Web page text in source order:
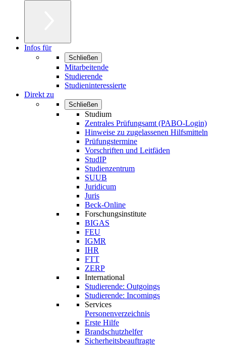
Infos für
Schließen
Mitarbeitende
Studierende
Studieninteressierte
Direkt zu
Schließen
Studium
Zentrales Prüfungsamt (PABO-Login)
Hinweise zu zugelassenen Hilfsmitteln
Prüfungstermine
Vorschriften und Leitfäden
StudIP
Studienzentrum
SUUB
Juridicum
Juris
Beck-Online
Forschungsinstitute
BIGAS
FEU
IGMR
IHR
FTT
ZERP
International
Studierende: Outgoings
Studierende: Incomings
Services
Personenverzeichnis
Erste Hilfe
Brandschutzhelfer
Sicherheitsbeauftragte